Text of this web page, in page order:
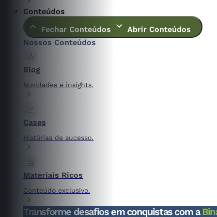
Conteúdos
Fechar Conteúdos
Abrir Conteúdos
Nossos Conteúdos
Blog
Novidades e insights.
Cases
Histórias de sucesso.
Materiais Ricos
Conteúdo exclusivo.
Transforme desafios em conquistas com a